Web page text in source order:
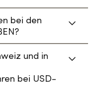
bei den
und in
bei USD-